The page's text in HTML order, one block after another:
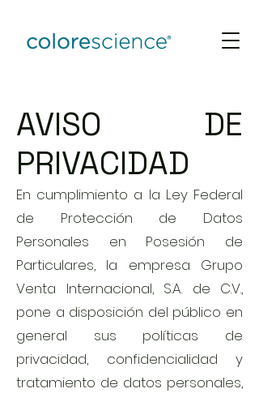
AVISO DE
PRIVACIDAD
En cumplimiento a la Ley Federal
de Protección de Datos
Personales en Posesión de
Particulares, la empresa Grupo
Venta Internacional, S.A. de C.V.,
pone a disposición del público en
general sus políticas de
privacidad, confidencialidad y
tratamiento de datos personales,